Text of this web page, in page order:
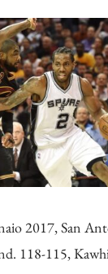
2017, San
118-115,